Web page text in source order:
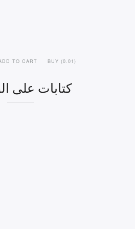
TO CART BUY (0.01)
كتابات على